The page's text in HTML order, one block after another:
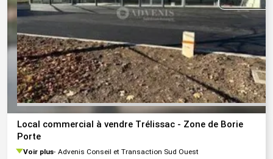
Local commercial à vendre Trélissac - Zone de Borie
Porte
Voir plus Advenis Conseil et Transaction Sud Ouest